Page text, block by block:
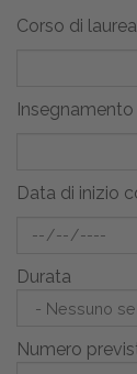
Corso di laurea
Insegnamento
Data di inizio
Durata
Numero